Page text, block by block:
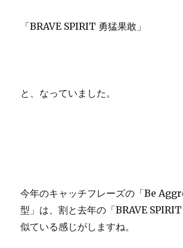
「BRAVE SPIRIT 勇猛果敢」
と、なっていました。
今年のキャッチフレーズの「Be
型」は、割と去年の「BRAVE
似ている感じがしますね。